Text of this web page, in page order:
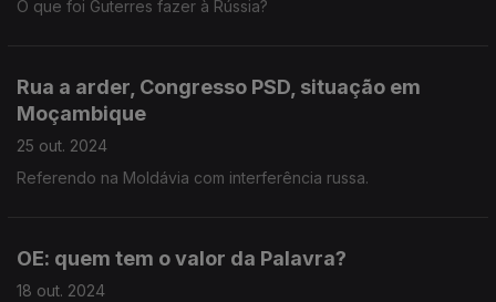
O que foi Guterres fazer à Rússia?
Rua a arder, Congresso PSD, situação em
Moçambique
25 out. 2024
Referendo na Moldávia com interferência russa.
OE: quem tem o valor da Palavra?
18 out. 2024